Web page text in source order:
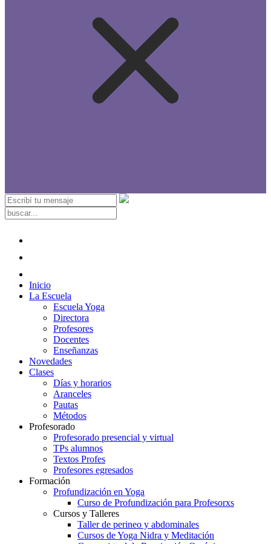
Inicio
La Escuela
Escuela Yoga
Directora
Profesores
Docentes
Enseñanzas
Novedades
Clases
Días y horarios
Aranceles
Pautas
Métodos
Profesorado
Profesorado presencial y virtual
TPs alumnos
Textos Profes
Profesores egresados
Formación
Profundización en Yoga
Curso de Profundización para Profesorxs
Cursos y Talleres
Taller de perineo y abdominales
Cursos de Yoga Nidra y Meditación